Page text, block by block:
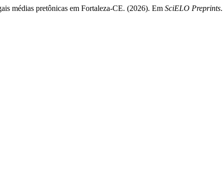
médias pretônicas em Fortaleza-CE. (2026). Em SciELO Preprints.